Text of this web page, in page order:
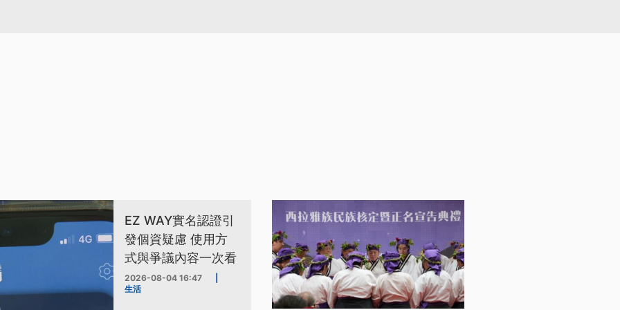
EZ WAY實名認證引
發個資疑慮 使用方
式與爭議內容一次看
2026-08-04 16:47
生活